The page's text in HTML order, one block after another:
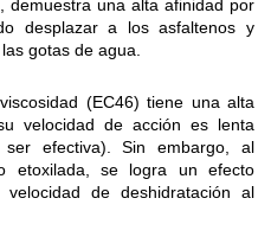
demuestra una alta afinidad por
desplazar a los asfaltenos y
gotas de agua.
(EC46) tiene una alta
velocidad de acción es lenta
efectiva). Sin embargo, al
etoxilada, se logra un efecto
de deshidratación al